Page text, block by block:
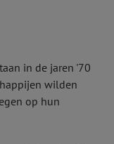
in de jaren '70
wilden
op hun